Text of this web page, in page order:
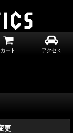
カート アクセス
更